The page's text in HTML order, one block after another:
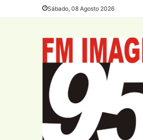
Sábado, 08 Agosto 2026